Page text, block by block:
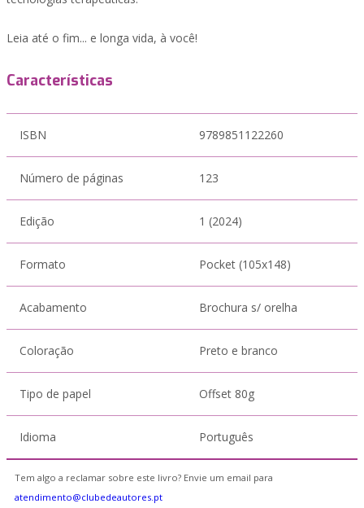
Leia até o fim... e longa vida, à você!
Características
ISBN 9789851122260
Número de páginas 123
Edição 1 (2024)
Formato Pocket (105x148)
Acabamento Brochura s/ orelha
Coloração Preto e branco
Tipo de papel Offset 80g
Idioma Português
Tem algo a reclamar sobre este livro? Envie um email para
atendimento@clubedeautores.pt